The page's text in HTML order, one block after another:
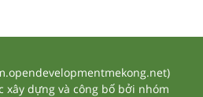
xây dựng và công bố bởi nhóm